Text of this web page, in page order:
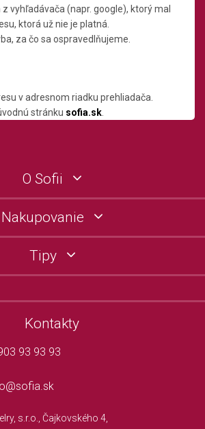
vyhľadávača (napr. google), ktorý mal
ktorá už nie je platná.
za čo sa ospravedlňujeme.
v adresnom riadku prehliadača.
stránku sofia.sk
O Sofii
Nakupovanie
Tipy
Kontakty
93 93 93
s.r.o., Čajkovského 4,